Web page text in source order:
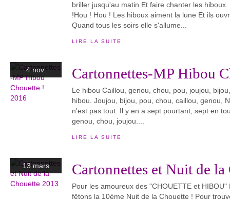
briller jusqu'au matin Et faire chanter les
!Hou ! Hou ! Les hiboux aiment la lune Et ils
Quand tous les soirs elle s'allume...
LIRE LA SUITE
4 nov. Cartonnettes-MP Hibou
Le hibou Caillou, genou, chou, pou, joujou,
hibou. Joujou, bijou, pou, chou, caillou, genou,
n'est pas tout. Il y en a sept pourtant, sept en
genou, chou, joujou....
LIRE LA SUITE
13 mars Cartonnettes et Nuit de
Pour les amoureux des "CHOUETTE et
fêtons la 10ème Nuit de la Chouette ! Pour